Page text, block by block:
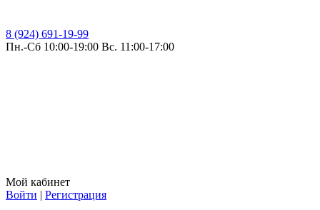
8 (924) 691-19-99
Пн.-Сб 10:00-19:00 Вс. 11:00-17:00
Мой кабинет
Войти | Регистрация